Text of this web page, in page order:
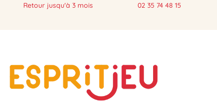
Retour jusqu'à 3 mois
02 35 74 48 15